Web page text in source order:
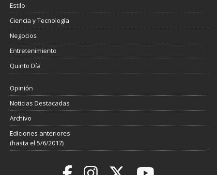
Estilo
Ciencia y Tecnología
Negocios
Entretenimiento
Quinto Día
Opinión
Noticias Destacadas
Archivo
Ediciones anteriores
(hasta el 5/6/2017)